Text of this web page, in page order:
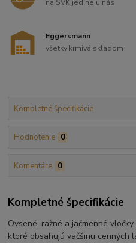
na SVK jedine u nás
Eggersmann
všetky krmivá skladom
Kompletné špecifikácie
Hodnotenie 0
Komentáre 0
Kompletné špecifikácie
Ovsené, ražné a jačmenné
ktoré obsahujú väčšinu cenných